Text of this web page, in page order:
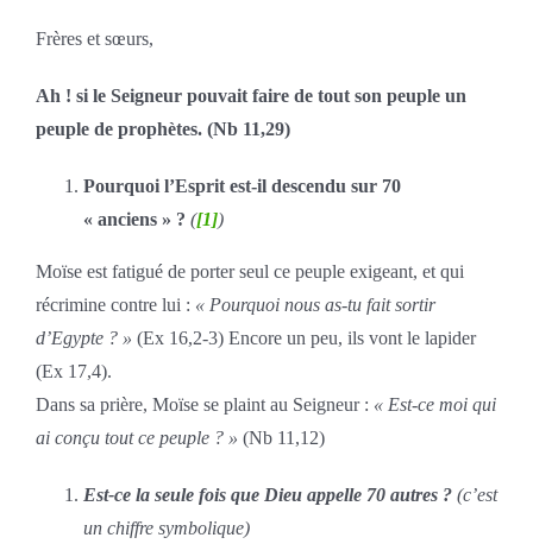
Frères et sœurs,
Ah ! si le Seigneur pouvait faire de tout son peuple un
peuple de prophètes. (Nb 11,29)
Pourquoi l’Esprit est-il descendu sur 70
« anciens » ? ([1])
Moïse est fatigué de porter seul ce peuple exigeant, et qui
récrimine contre lui : « Pourquoi nous as-tu fait sortir
d’Egypte ? » (Ex 16,2-3) Encore un peu, ils vont le lapider
(Ex 17,4).
Dans sa prière, Moïse se plaint au Seigneur : « Est-ce moi qui
ai conçu tout ce peuple ? » (Nb 11,12)
Est-ce la seule fois que Dieu appelle 70 autres ? (c’est
un chiffre symbolique)